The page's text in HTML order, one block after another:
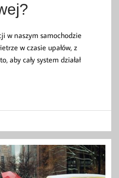
w naszym samochodzie
w czasie upałów, z
aby cały system działał